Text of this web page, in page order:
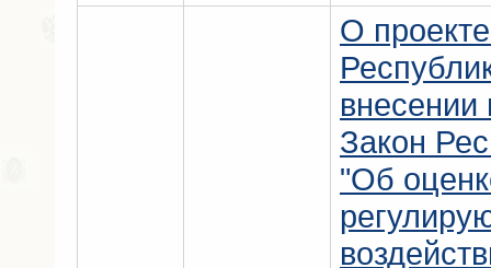
О
внесении
Закон
"Об